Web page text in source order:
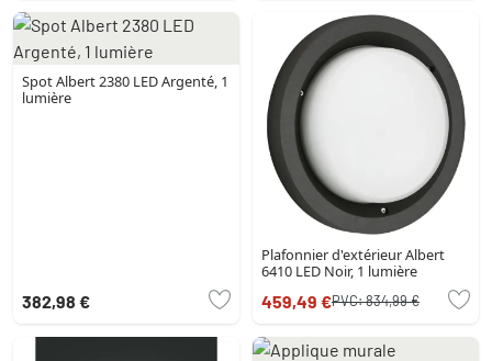
Spot Albert 2380 LED Argenté, 1
lumière
382,98 €
Plafonnier d'extérieur Albert
6410 LED Noir, 1 lumière
459,49 €PVC:834,99 €